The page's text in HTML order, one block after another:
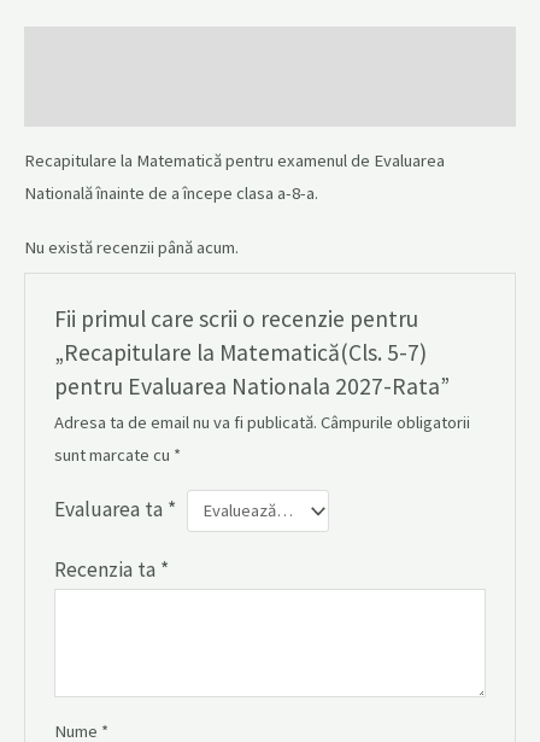
Recapitulare la Matematică pentru examenul de Evaluarea
Natională înainte de a începe clasa a-8-a.
Nu există recenzii până acum.
Fii primul care scrii o recenzie pentru
„Recapitulare la Matematică(Cls. 5-7)
pentru Evaluarea Nationala 2027-Rata”
Adresa ta de email nu va fi publicată. Câmpurile obligatorii
sunt marcate cu *
Evaluarea ta *
Recenzia ta *
Nume *